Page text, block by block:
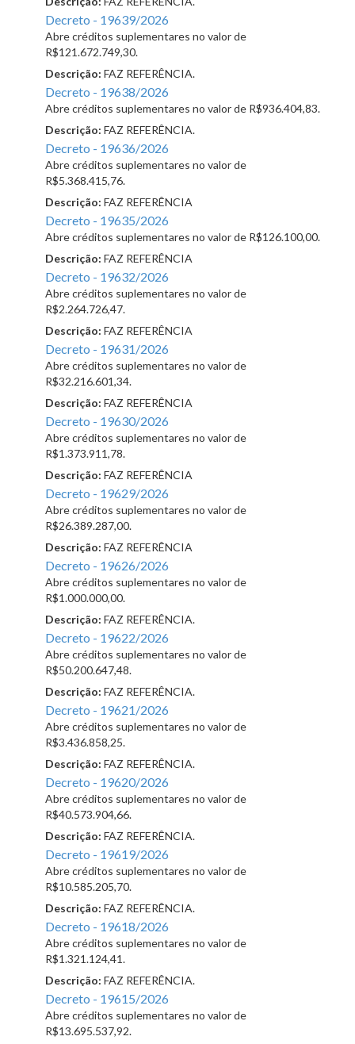
Decreto - 19639/2026
Abre créditos suplementares no valor de
R$121.672.749,30.
Descrição: FAZ REFERÊNCIA.
Decreto - 19638/2026
Abre créditos suplementares no valor de R$936.404,83.
Descrição: FAZ REFERÊNCIA.
Decreto - 19636/2026
Abre créditos suplementares no valor de
R$5.368.415,76.
Descrição: FAZ REFERÊNCIA
Decreto - 19635/2026
Abre créditos suplementares no valor de R$126.100,00.
Descrição: FAZ REFERÊNCIA
Decreto - 19632/2026
Abre créditos suplementares no valor de
R$2.264.726,47.
Descrição: FAZ REFERÊNCIA
Decreto - 19631/2026
Abre créditos suplementares no valor de
R$32.216.601,34.
Descrição: FAZ REFERÊNCIA
Decreto - 19630/2026
Abre créditos suplementares no valor de
R$1.373.911,78.
Descrição: FAZ REFERÊNCIA
Decreto - 19629/2026
Abre créditos suplementares no valor de
R$26.389.287,00.
Descrição: FAZ REFERÊNCIA
Decreto - 19626/2026
Abre créditos suplementares no valor de
R$1.000.000,00.
Descrição: FAZ REFERÊNCIA.
Decreto - 19622/2026
Abre créditos suplementares no valor de
R$50.200.647,48.
Descrição: FAZ REFERÊNCIA.
Decreto - 19621/2026
Abre créditos suplementares no valor de
R$3.436.858,25.
Descrição: FAZ REFERÊNCIA.
Decreto - 19620/2026
Abre créditos suplementares no valor de
R$40.573.904,66.
Descrição: FAZ REFERÊNCIA.
Decreto - 19619/2026
Abre créditos suplementares no valor de
R$10.585.205,70.
Descrição: FAZ REFERÊNCIA.
Decreto - 19618/2026
Abre créditos suplementares no valor de
R$1.321.124,41.
Descrição: FAZ REFERÊNCIA.
Decreto - 19615/2026
Abre créditos suplementares no valor de
R$13.695.537,92.